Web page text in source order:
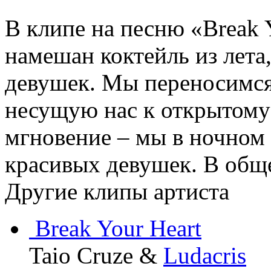
В клипе на песню «Break
намешан коктейль из
девушек. Мы
несущую нас к
мгновение – мы в ночном
красивых девушек. В
Другие клипы артиста
Break Your Heart
Taio Cruze & Ludacris